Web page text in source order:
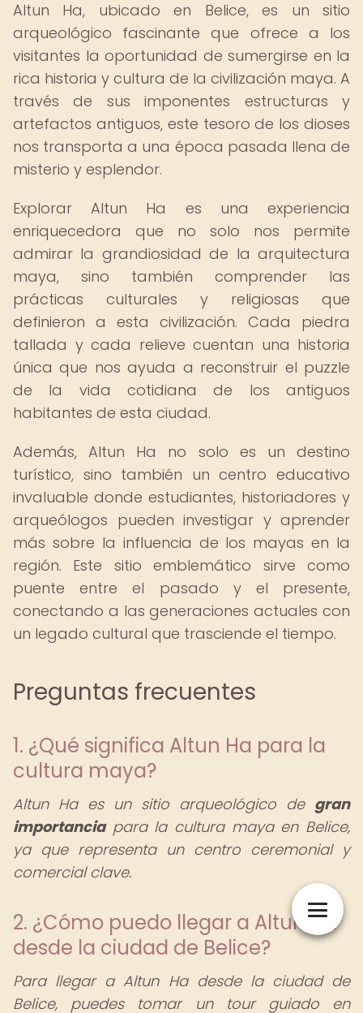
Altun Ha, ubicado en Belice, es un sitio
arqueológico fascinante que ofrece a los
visitantes la oportunidad de sumergirse en la
rica historia y cultura de la civilización maya. A
través de sus imponentes estructuras y
artefactos antiguos, este tesoro de los dioses
nos transporta a una época pasada llena de
misterio y esplendor.
Explorar Altun Ha es una experiencia
enriquecedora que no solo nos permite
admirar la grandiosidad de la arquitectura
maya, sino también comprender las
prácticas culturales y religiosas que
definieron a esta civilización. Cada piedra
tallada y cada relieve cuentan una historia
única que nos ayuda a reconstruir el puzzle
de la vida cotidiana de los antiguos
habitantes de esta ciudad.
Además, Altun Ha no solo es un destino
turístico, sino también un centro educativo
invaluable donde estudiantes, historiadores y
arqueólogos pueden investigar y aprender
más sobre la influencia de los mayas en la
región. Este sitio emblemático sirve como
puente entre el pasado y el presente,
conectando a las generaciones actuales con
un legado cultural que trasciende el tiempo.
Preguntas frecuentes
1. ¿Qué significa Altun Ha para la
cultura maya?
Altun Ha es un sitio arqueológico de gran
importanciapara la cultura maya en Belice,
ya que representa un centro ceremonial y
comercial clave.
2. ¿Cómo puedo llegar a Altun Ha
desde la ciudad de Belice?
Para llegar a Altun Ha desde la ciudad de
Belice, puedes tomar un tour guiado en